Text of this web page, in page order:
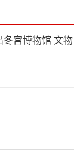
宫博物馆 文物